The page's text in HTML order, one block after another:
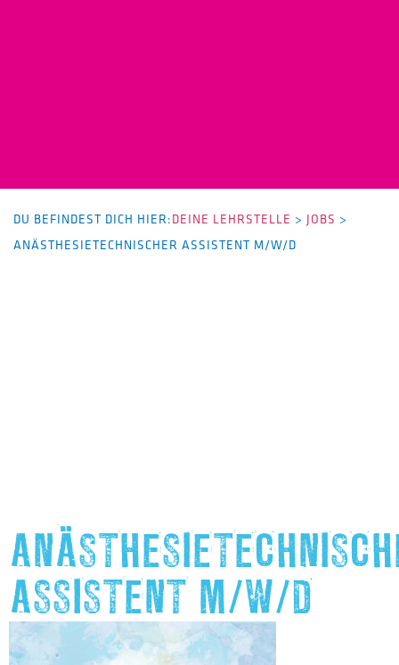
DU BEFINDEST DICH HIER:DEINE LEHRSTELLE > JOBS >
ANÄSTHESIETECHNISCHER ASSISTENT M/W/D
ASSISTENT M/W/D